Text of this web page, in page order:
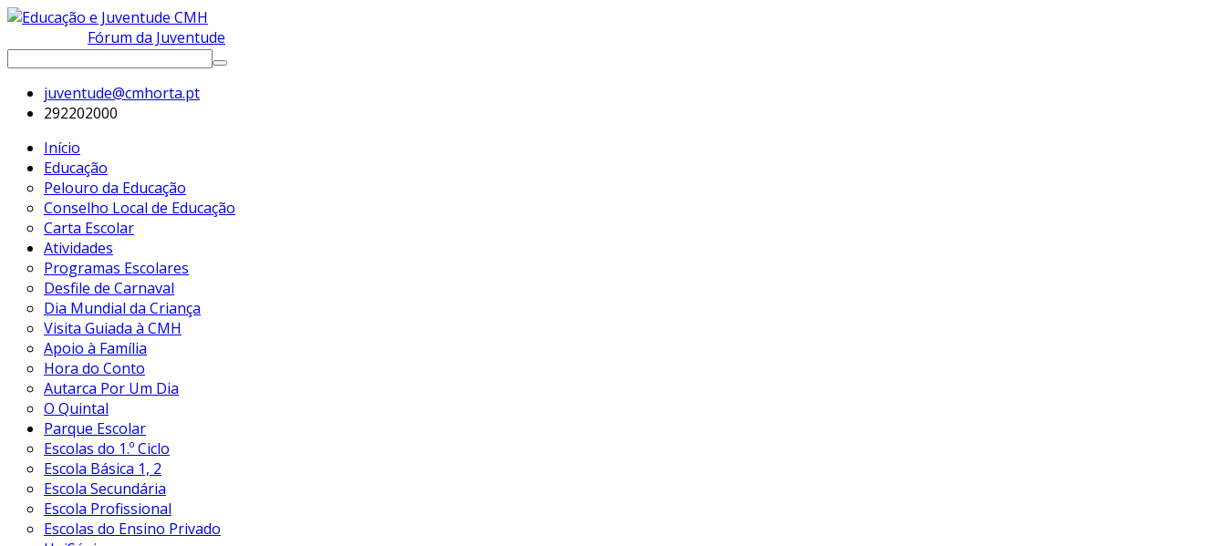
Fórum da Juventude
juventude@cmhorta.pt
292202000
Início
Educação
Pelouro da Educação
Conselho Local de Educação
Carta Escolar
Atividades
Programas Escolares
Desfile de Carnaval
Dia Mundial da Criança
Visita Guiada à CMH
Apoio à Família
Hora do Conto
Autarca Por Um Dia
O Quintal
Parque Escolar
Escolas do 1.º Ciclo
Escola Básica 1, 2
Escola Secundária
Escola Profissional
Escolas do Ensino Privado